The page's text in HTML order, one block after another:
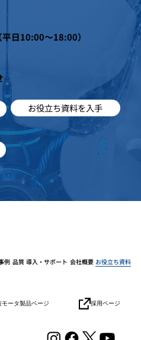
平日10:00～18:00）
お役立ち資料を入手
例 品質 導入・サポート 会社概要 お役立ち資料
モータ製品ページ 採用ページ